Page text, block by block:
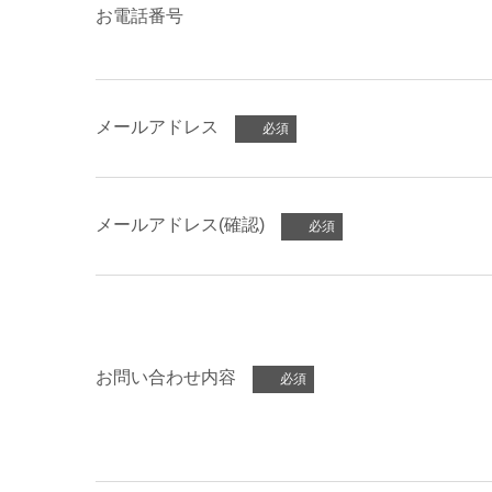
お電話番号
メールアドレス
メールアドレス(確認)
お問い合わせ内容